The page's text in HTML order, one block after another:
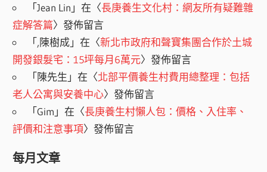
「Jean Lin 」在〈長庚養生文化村：網友所有疑難雜
症解答篇〉發佈留言
「,陳樹成」在〈新北市政府和聲寶集團合作於土城
開發銀髮宅：15坪每月6萬元〉發佈留言
「陳先生 」在〈北部平價養生村費用總整理：包括
老人公寓與安養中心〉發佈留言
「Gim 」在〈長庚養生村懶人包：價格、入住率、
評價和注意事項〉發佈留言
每月文章